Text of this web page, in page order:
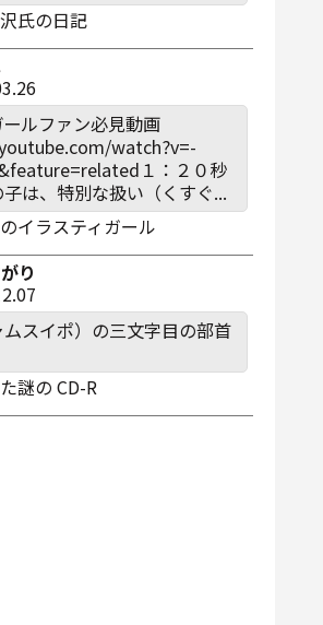
氏の日記
ルファン必見動画
watch?v=-
１：２０秒
は、特別な扱い（くすぐ...
イラスティガール
り
スイポ）の三文字目の部首
謎の CD-R